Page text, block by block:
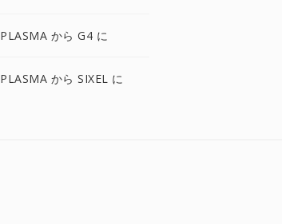
PLASMA から G4 に
PLASMA から SIXEL に